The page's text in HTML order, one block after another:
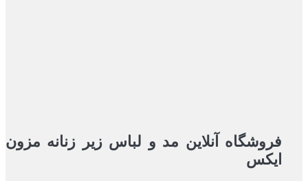
فروشگاه آنلاین مد و لباس زیر زنانه مزون
ایکس